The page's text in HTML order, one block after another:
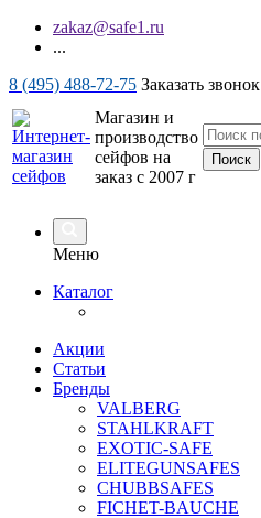
zakaz@safe1.ru
...
8 (495) 488-72-75 Заказать звонок
Магазин и
производство
сейфов на
заказ с 2007 г
Меню
Каталог
Акции
Статьи
Бренды
VALBERG
STAHLKRAFT
EXOTIC-SAFE
ELITEGUNSAFES
CHUBBSAFES
FICHET-BAUCHE